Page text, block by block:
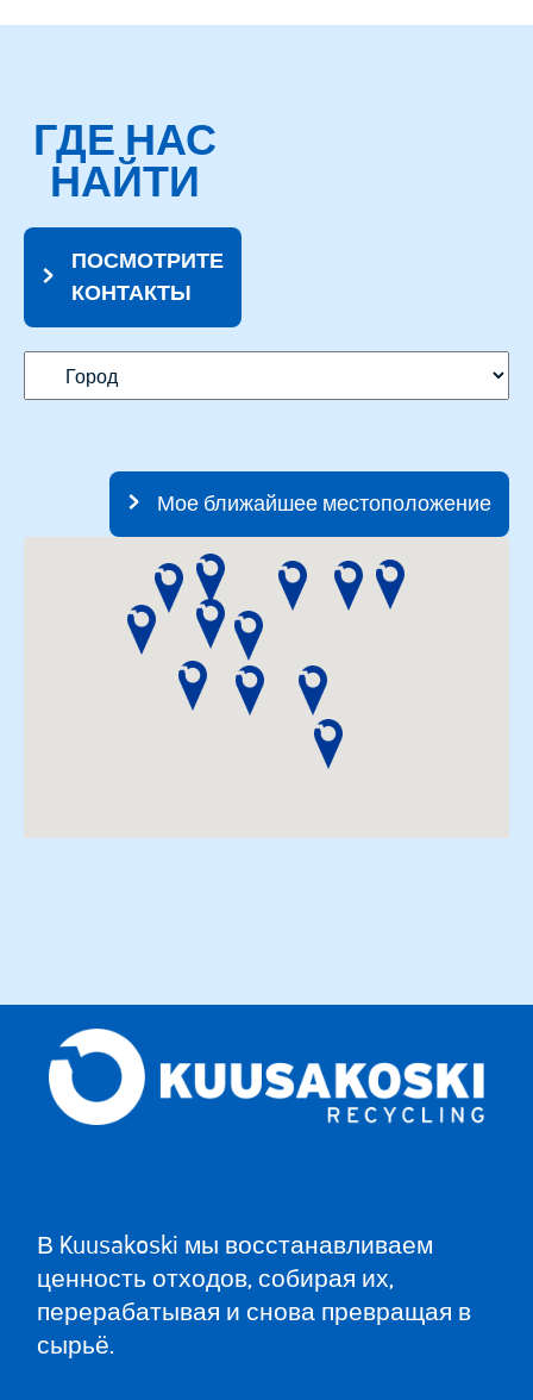
ГДЕ НАС
НАЙТИ
ПОСМОТРИТЕ
КОНТАКТЫ
Мое ближайшее местоположение
В Kuusakoski мы восстанавливаем
ценность отходов, собирая их,
перерабатывая и снова превращая в
сырьё.